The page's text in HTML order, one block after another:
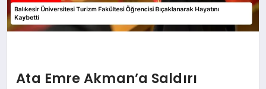
Ata Emre Akman’a Saldırı